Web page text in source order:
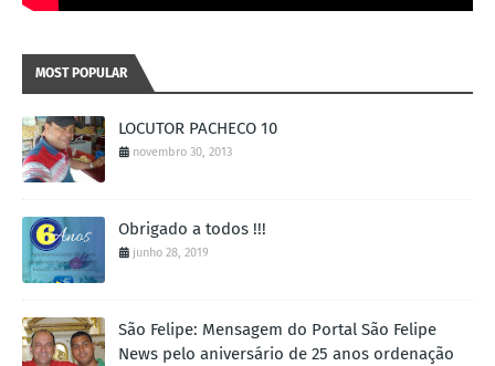
MOST POPULAR
LOCUTOR PACHECO 10
novembro 30, 2013
Obrigado a todos !!!
junho 28, 2019
São Felipe: Mensagem do Portal São Felipe
News pelo aniversário de 25 anos ordenação